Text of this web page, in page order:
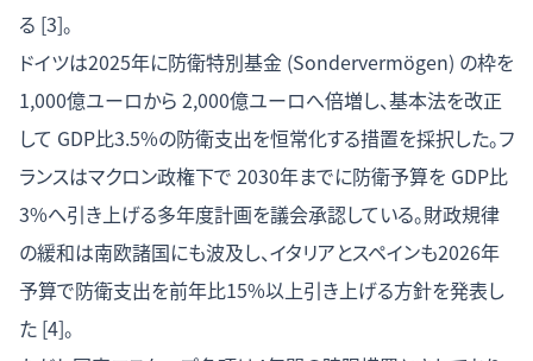
る [3]。
ドイツは2025年に防衛特別基金 (Sondervermögen) の枠を
1,000億ユーロから 2,000億ユーロへ倍増し、基本法を改正
して GDP比3.5%の防衛支出を恒常化する措置を採択した。フ
ランスはマクロン政権下で 2030年までに防衛予算を GDP比
3%へ引き上げる多年度計画を議会承認している。財政規律
の緩和は南欧諸国にも波及し、イタリアとスペインも2026年
予算で防衛支出を前年比15%以上引き上げる方針を発表し
た [4]。